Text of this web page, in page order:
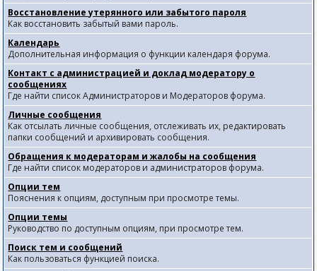
Восстановление утерянного или забытого пароля
Как восстановить забытый вами пароль.
Календарь
Дополнительная информация о функции календаря форума.
Контакт с администрацией и доклад модератору о
сообщениях
Где найти список Администраторов и Модераторов форума.
Личные сообщения
Как отсылать личные сообщения, отслеживать их, редактировать
папки сообщений и архивировать сообщения.
Обращения к модераторам и жалобы на сообщения
Где найти список модераторов и администраторов форума.
Опции тем
Пояснения к опциям, доступным при просмотре темы.
Опции темы
Руководство по доступным опциям, при просмотре тем.
Поиск тем и сообщений
Как пользоваться функцией поиска.